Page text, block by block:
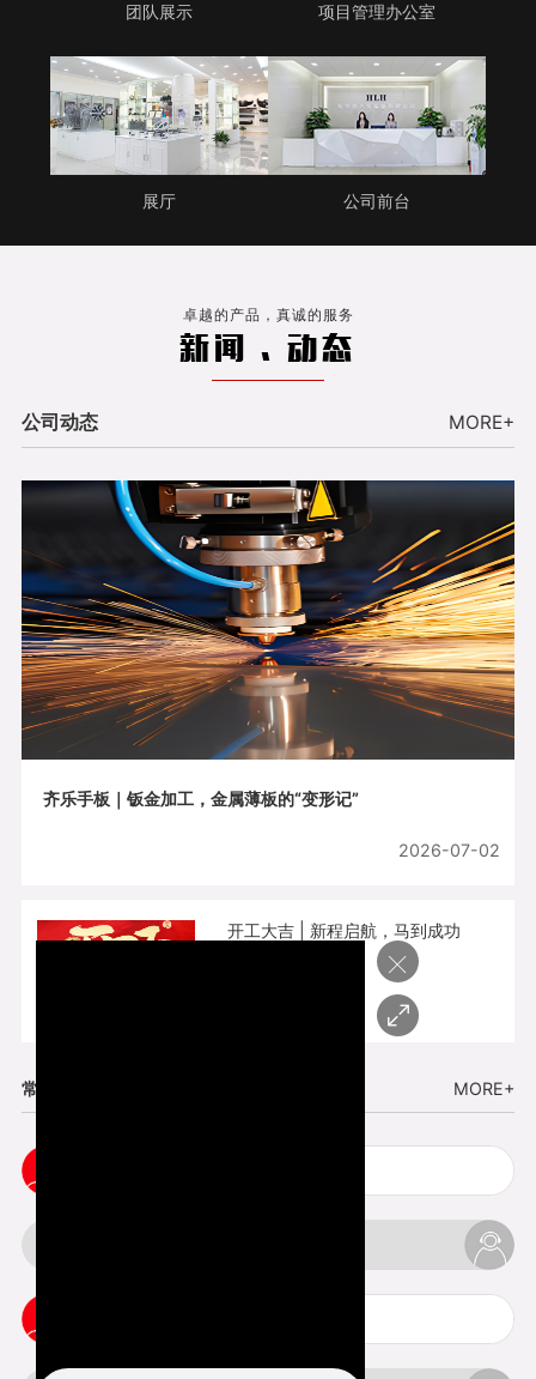
团队展示 项目管理办公室
展厅 公司前台
卓越的产品，真诚的服务
新闻 . 动态
公司动态 MORE+
齐乐手板｜钣金加工，金属薄板的“变形记”
2026-07-02
开工大吉 | 新程启航，马到成功
常见问题 MORE+
×